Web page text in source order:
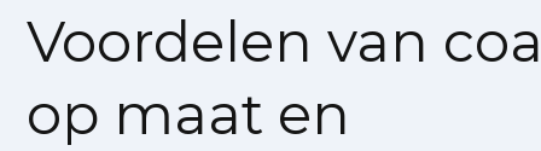
Voordelen van
op maat en